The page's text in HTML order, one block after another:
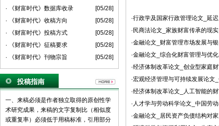
· 《财富时代》数据库收录
[05/28]
· 《财富时代》收稿方向
[05/28]
· 《财富时代》投稿方式
[05/28]
· 《财富时代》征稿要求
[05/28]
· 《财富时代》刊物宗旨
[05/28]
投稿指南
一、来稿必须是作者独立取得的原创性学
术研究成果，来稿的文字复制比（相似度
或重复率）必须低于用稿标准，引用部分
·行政学及国家行政管理论文_延
·民商法论文_家族财富传承的现
·金融论文_财富管理市场发展与
·金融论文_综合化财富管理与优化
·经济体制改革论文_创业型家庭
·宏观经济管理与可持续发展论文
·经济体制改革论文_人工智能的
·人才学与劳动科学论文_中国劳
·金融论文_居民资产负债结构对